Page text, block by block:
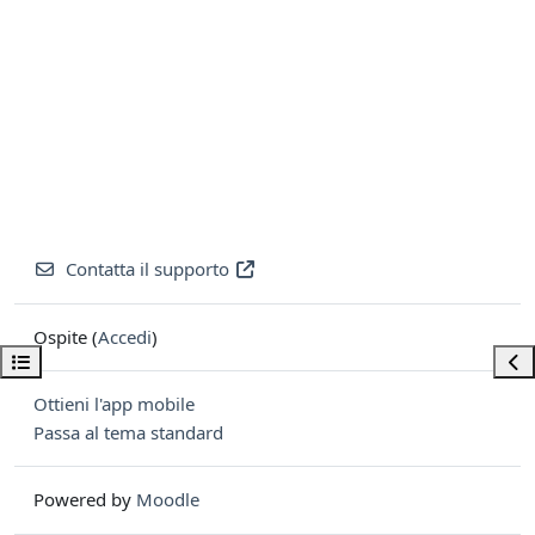
Apri indice del corso
Contatta il supporto
Ospite (Accedi)
Ottieni l'app mobile
Passa al tema standard
Powered by Moodle